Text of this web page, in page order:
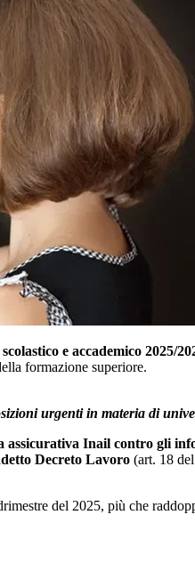
e accademico 2025/
formazione superiore.
urgenti in materia di
Inail contro gli
Decreto Lavoro (art. 18
del 2025, più che